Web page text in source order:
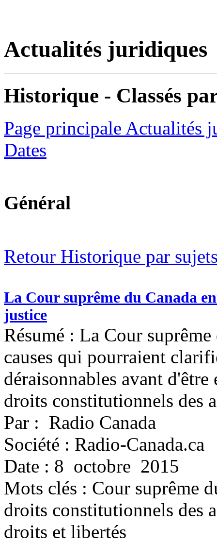
Actualités juridiques
Historique - Classés
Page principale Actualités
Dates
Général
Retour Historique par
La Cour suprême du Canada
justice
Résumé : La Cour
causes qui pourraient
déraisonnables avant
droits constitutionnels des
Par : Radio Canada
Société : Radio-Canada.ca
Date : 8 octobre 2015
Mots clés : Cour suprême
droits constitutionnels des
droits et libertés